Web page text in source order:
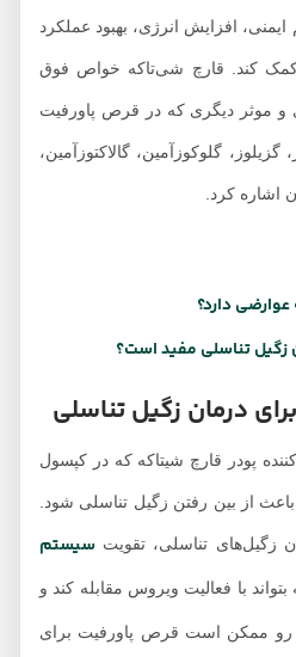
افزایش انرژی، بهبود عملکرد
قارچ شی‌تاکه خواص فوق
دیگری که در قرص پاورفیت
گلوکوزآمین، گالاکتوزآمین،
کرد.
دارد؟
درمان زگیل تناسلی
قارچ شیتاکه که در کپسول
از بین رفتن زگیل تناسلی شود.
تناسلی، تقویتسیستم
فعالیت ویروس مقابله کند و
ممکن است قرص پاورفیت برای